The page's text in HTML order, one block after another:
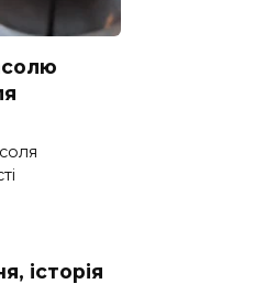
історія